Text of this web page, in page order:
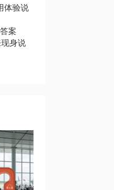
体验说
案
身说